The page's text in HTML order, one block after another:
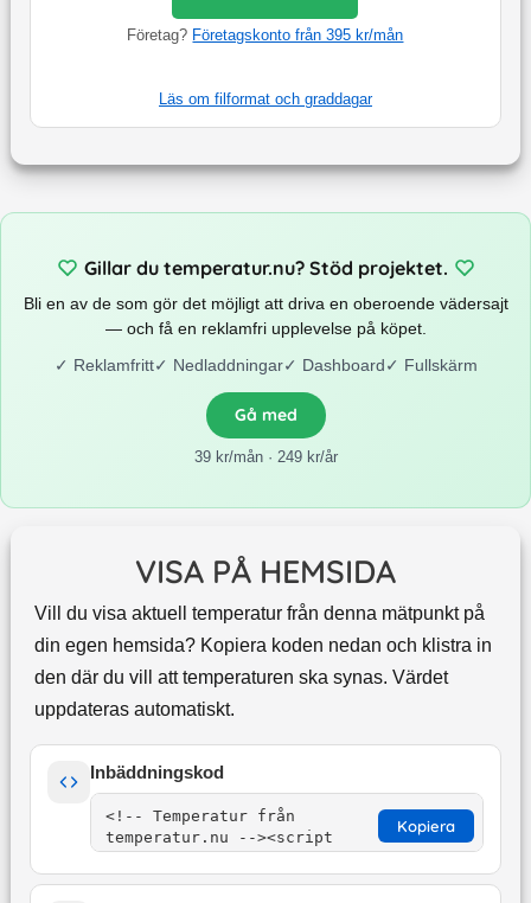
Företag? Företagskonto från 395 kr/mån
Läs om filformat och graddagar
Gillar du temperatur.nu? Stöd projektet.
Bli en av de som gör det möjligt att driva en oberoende vädersajt
— och få en reklamfri upplevelse på köpet.
✓ Reklamfritt✓ Nedladdningar✓ Dashboard✓ Fullskärm
Gå med
39 kr/mån · 249 kr/år
VISA PÅ HEMSIDA
Vill du visa aktuell temperatur från denna mätpunkt på
din egen hemsida? Kopiera koden nedan och klistra in
den där du vill att temperaturen ska synas. Värdet
uppdateras automatiskt.
Inbäddningskod
Kopiera